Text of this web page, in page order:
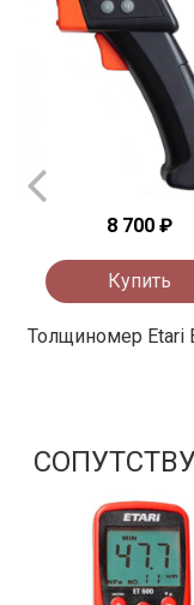
8 700 ₽
Купить
Толщиномер Etari